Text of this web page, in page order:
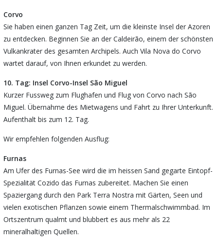
Corvo
Sie haben einen ganzen Tag Zeit, um die kleinste Insel der Azoren
zu entdecken. Beginnen Sie an der Caldeirão, einem der schönsten
Vulkankrater des gesamten Archipels. Auch Vila Nova do Corvo
wartet darauf, von Ihnen erkundet zu werden.
10. Tag: Insel Corvo-Insel São Miguel
Kurzer Fussweg zum Flughafen und Flug von Corvo nach São
Miguel. Übernahme des Mietwagens und Fahrt zu Ihrer Unterkunft.
Aufenthalt bis zum 12. Tag.
Wir empfehlen folgenden Ausflug:
Furnas
Am Ufer des Furnas-See wird die im heissen Sand gegarte Eintopf-
Spezialität Cozido das Furnas zubereitet. Machen Sie einen
Spaziergang durch den Park Terra Nostra mit Gärten, Seen und
vielen exotischen Pflanzen sowie einem Thermalschwimmbad. Im
Ortszentrum qualmt und blubbert es aus mehr als 22
mineralhaltigen Quellen.